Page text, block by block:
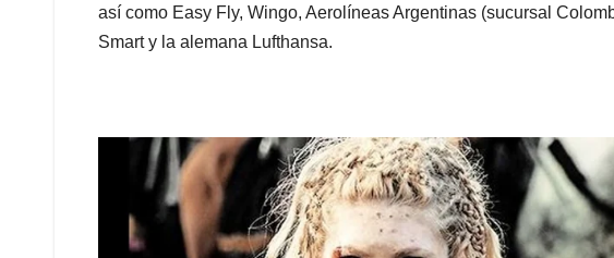
así como Easy Fly, Wingo, Aerolíneas Argentinas (sucursal
Smart y la alemana Lufthansa.